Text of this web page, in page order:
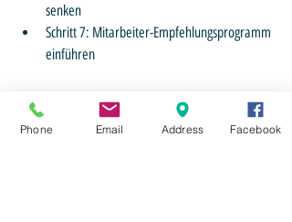
senken
Schritt 7: Mitarbeiter-Empfehlungsprogramm
einführen
Fazit: Wer wartet, verliert
Für weitere Informationen oder persönliche
Phone Email Address Facebook